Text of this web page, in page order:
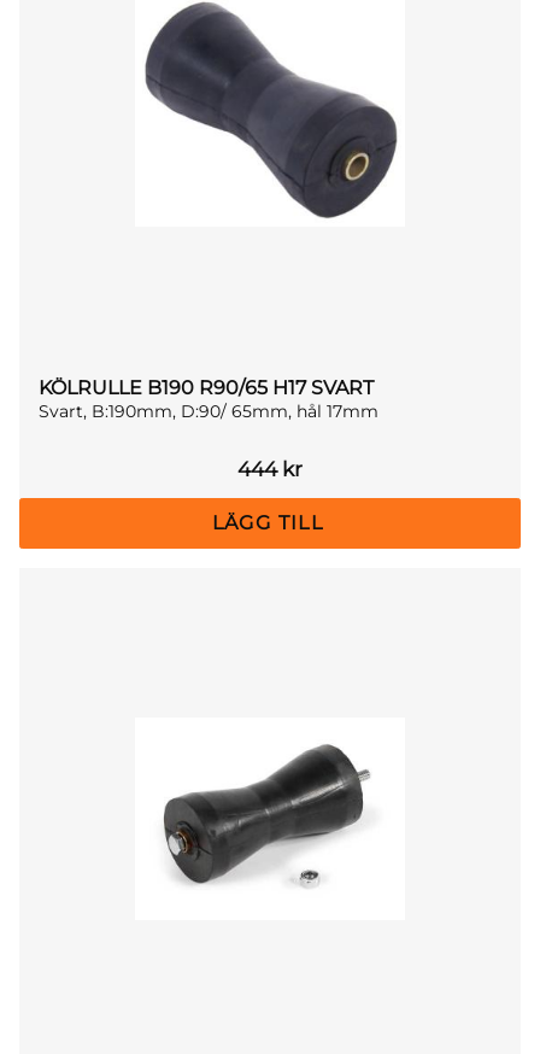
KÖLRULLE B190 R90/65 H17 SVART
Svart, B:190mm, D:90/ 65mm, hål 17mm
444kr